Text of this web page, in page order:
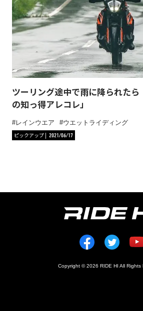
ツーリング途中で雨に降られたら
の知っ得アレコレ」
レインウエア
ウエットライディング
ピックアップ
2021/06/17
Copyright © 2026 RIDE HI All Rights